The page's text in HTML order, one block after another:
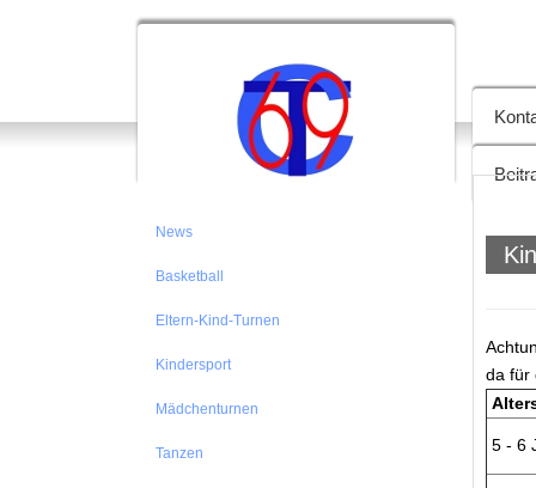
News
Basketball
Eltern-Kind-Turnen
Kindersport
Mädchenturnen
Tanzen
da für
5 - 6